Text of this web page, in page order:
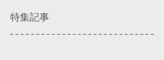
特集記事